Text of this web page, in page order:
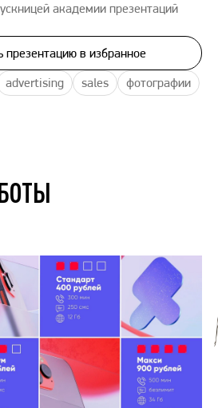
академии презентаций
advertising sales
фотографии
презентацию в избранное